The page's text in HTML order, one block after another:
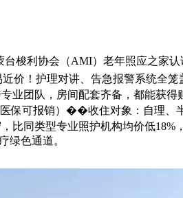
梭利协会（AMI）老年照应之家
！护理对讲、告急报警系统全笼
团队，房间配套齐备，都能获得
保可报销）��收住对象：自理、
同类型专业照护机构均价低18%
绿色通道。